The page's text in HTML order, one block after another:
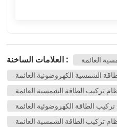
العلامات الساخنة :
العائمة
الشمسية الكهروضوئية العائمة
تركيب الطاقة الشمسية العائمة
الطاقة الكهروضوئية العائمة
تركيب الطاقة الشمسية العائمة